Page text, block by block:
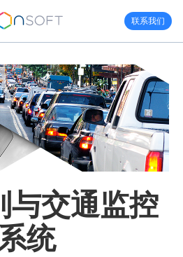
联系我们
与交通监控
统